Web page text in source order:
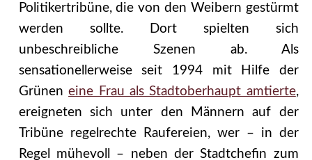
Politikertribüne, die von den Weibern gestürmt
werden sollte. Dort spielten sich
unbeschreibliche Szenen ab. Als
sensationellerweise seit 1994 mit Hilfe der
Grüneneine Frau als Stadtoberhaupt amtierte,
ereigneten sich unter den Männern auf der
Tribüne regelrechte Raufereien, wer – in der
Regel mühevoll – neben der Stadtchefin zum